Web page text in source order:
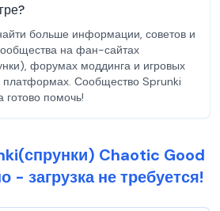
больше информации, советов и
на фан-сайтах
форумах моддинга и игровых
платформах. Сообщество Sprunki
готово помочь!
Chaotic Good
- загрузка не требуется!